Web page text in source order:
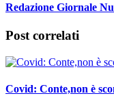
Redazione Giornale
Post correlati
Covid: Conte,non è